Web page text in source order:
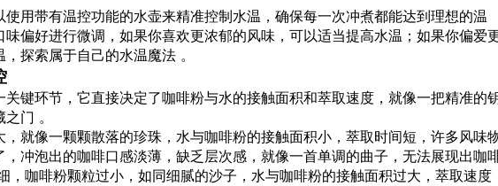
用带有温控功能的水壶来精准控制水温，确保每一次冲煮都能达到理想的温
偏好进行微调，如果你喜欢更浓郁的风味，可以适当提高水温；如果你偏爱
探索属于自己的水温魔法 。
键环节，它直接决定了咖啡粉与水的接触面积和萃取速度，就像一把精准的
门 。
就像一颗颗散落的珍珠，水与咖啡粉的接触面积小，萃取时间短，许多风味
，冲泡出的咖啡口感淡薄，缺乏层次感，就像一首单调的曲子，无法展现出咖
，咖啡粉颗粒过小，如同细腻的沙子，水与咖啡粉的接触面积过大，萃取速度